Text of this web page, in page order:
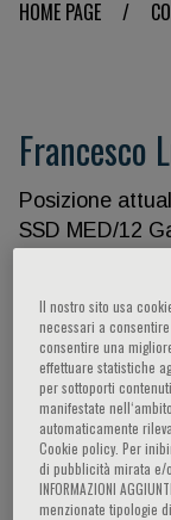
HOME PAGE /
Francesco
Posizione
SSD MED/12
“Magna
Complessa di
Ospedaliera
UMG -
Maturità
Medicina e
110/110 e
Il nostro sito usa
necessari a
consentire una
effettuare statistiche
per sottoporti
manifestate
automaticamente
Cookie policy. Per
di pubblicità mirata
INFORMAZIONI
menzionate tipologie